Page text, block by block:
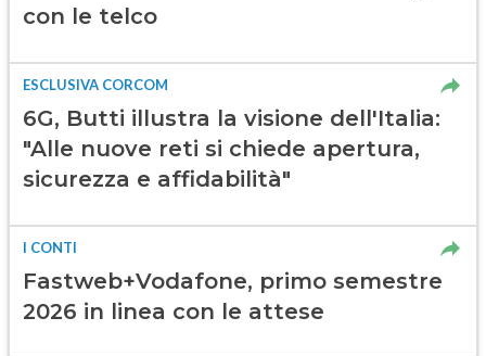
con le telco
ESCLUSIVA CORCOM
6G, Butti illustra la visione dell'Italia:
"Alle nuove reti si chiede apertura,
sicurezza e affidabilità"
I CONTI
Fastweb+Vodafone, primo semestre
2026 in linea con le attese